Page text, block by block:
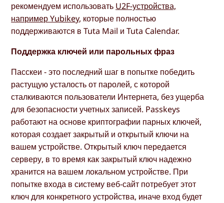
рекомендуем использовать U2F-устройства,
например Yubikey, которые полностью
поддерживаются в Tuta Mail и Tuta Calendar.
Поддержка ключей или парольных фраз
Пасскеи - это последний шаг в попытке победить
растущую усталость от паролей, с которой
сталкиваются пользователи Интернета, без ущерба
для безопасности учетных записей. Passkeys
работают на основе криптографии парных ключей,
которая создает закрытый и открытый ключи на
вашем устройстве. Открытый ключ передается
серверу, в то время как закрытый ключ надежно
хранится на вашем локальном устройстве. При
попытке входа в систему веб-сайт потребует этот
ключ для конкретного устройства, иначе вход будет